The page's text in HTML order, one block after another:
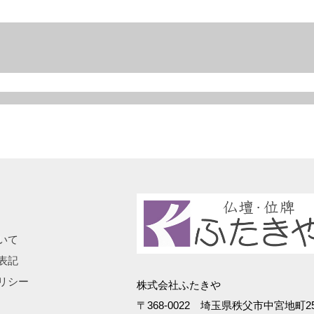
て
記
シー
株式会社ふたきや
〒368-0022 埼玉県秩父市中宮地町